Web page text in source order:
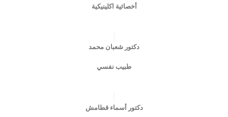
أخصائية اكلينيكية
دكتور شعبان محمد
طبيب نفسي
دكتور أسماء قطامش